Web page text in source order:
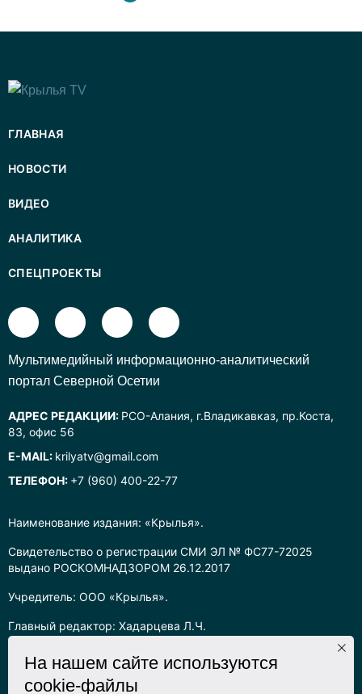
Наименование издания: «Крылья».
Свидетельство о регистрации СМИ ЭЛ № ФС77-72025
выдано РОСКОМНАДЗОРОМ 26.12.2017
Учредитель: ООО «Крылья».
Главный редактор: Хадарцева Л.Ч.
Информация на сайте предназначена для лиц старше 16 лет.
Все права на любые материалы, опубликованные на сайте,
ГЛАВНАЯ
НОВОСТИ
ВИДЕО
АНАЛИТИКА
СПЕЦПРОЕКТЫ
Mультимедийный информационно-аналитический
портал Северной Осетии
АДРЕС РЕДАКЦИИ: РСО-Алания, г.Владикавказ, пр.Коста,
83, офис 56
E-MAIL: krilyatv@gmail.com
ТЕЛЕФОН: +7 (960) 400-22-77
На нашем сайте используются
cookie-файлы